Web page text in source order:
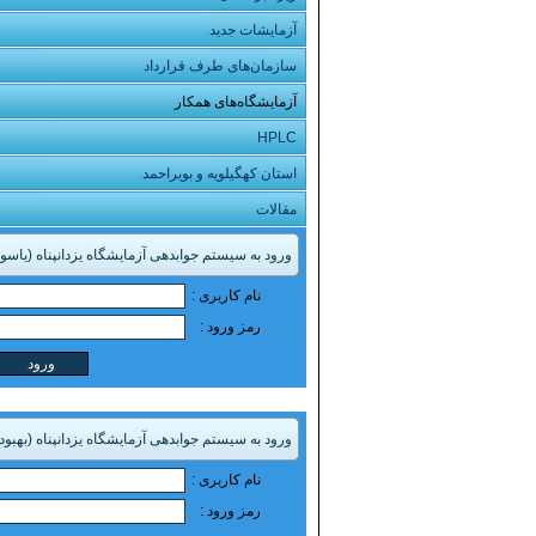
آزمایشات جدید
سازمان‌های طرف قرارداد
آزمایشگاه‌های همکار
HPLC
استان کهگیلویه و بویراحمد
مقالات
ورود به سیستم جوابدهی آزمایشگاه یزدانپناه
نام کاربری :
رمز ورود :
ورود به سیستم جوابدهی آزمایشگاه یزدانپناه
نام کاربری :
رمز ورود :